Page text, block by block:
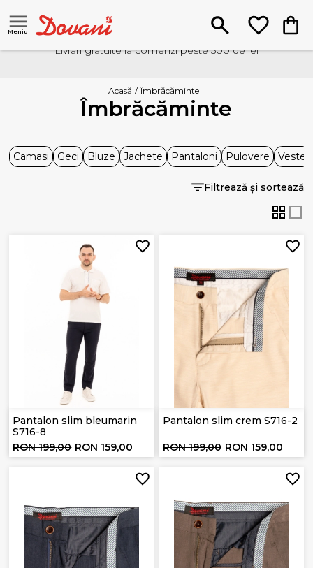
Meniu
Livrari gratuite la comenzi peste 500 de lei
Acasă / Îmbrăcăminte
Îmbrăcăminte
Camasi Geci Bluze Jachete Pantaloni Pulovere Veste
Filtrează și sortează
Pantalon slim bleumarin
S716-8
RON 199,00 RON 159,00
Pantalon slim crem S716-2
RON 199,00 RON 159,00